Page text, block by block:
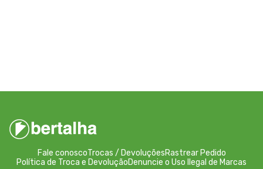
Fale conoscoTrocas / DevoluçõesRastrear Pedido
Política de Troca e DevoluçãoDenuncie o Uso Ilegal de Marcas